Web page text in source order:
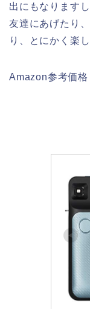
出にもなります
友達にあげたり
り、とにかく楽
Amazon参考価